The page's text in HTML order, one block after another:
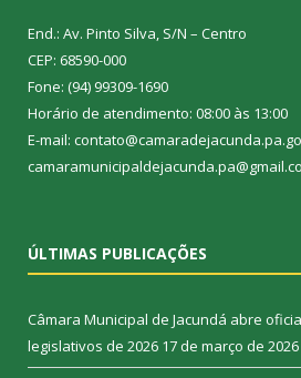
End.: Av. Pinto Silva, S/N – Centro
CEP: 68590-000
Fone: (94) 99309-1690
Horário de atendimento: 08:00 às 13:00
E-mail:
ÚLTIMAS PUBLICAÇÕES
Câmara Municipal de Jacundá abre
legislativos de 2026 17 de março de 2026